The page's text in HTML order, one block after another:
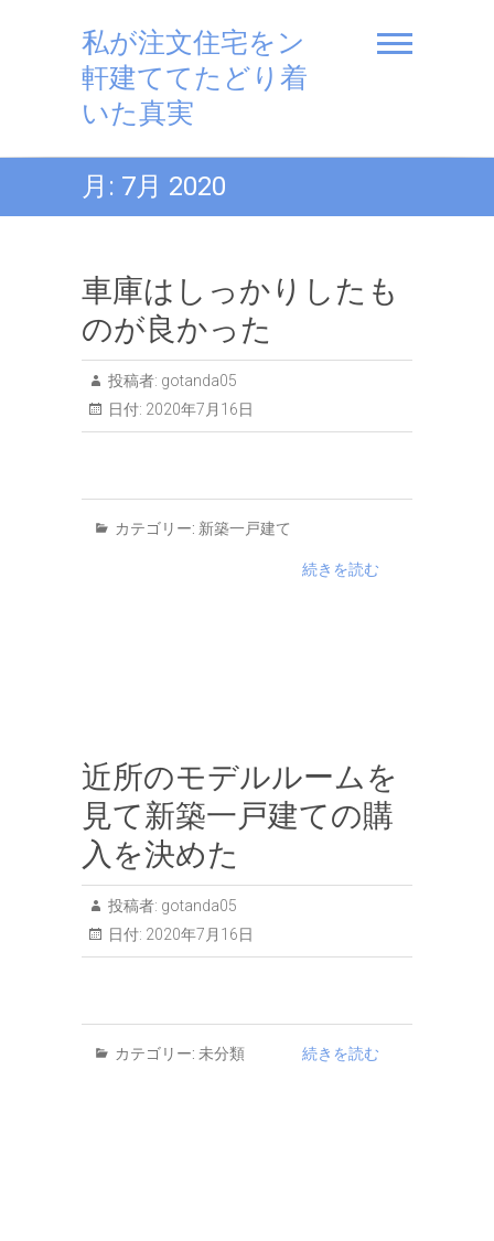
私が注文住宅をン
軒建ててたどり着
いた真実
月: 7月 2020
車庫はしっかりしたも
のが良かった
投稿者: gotanda05
日付: 2020年7月16日
カテゴリー: 新築一戸建て
続きを読む
近所のモデルルームを
見て新築一戸建ての購
入を決めた
投稿者: gotanda05
日付: 2020年7月16日
カテゴリー: 未分類 続きを読む